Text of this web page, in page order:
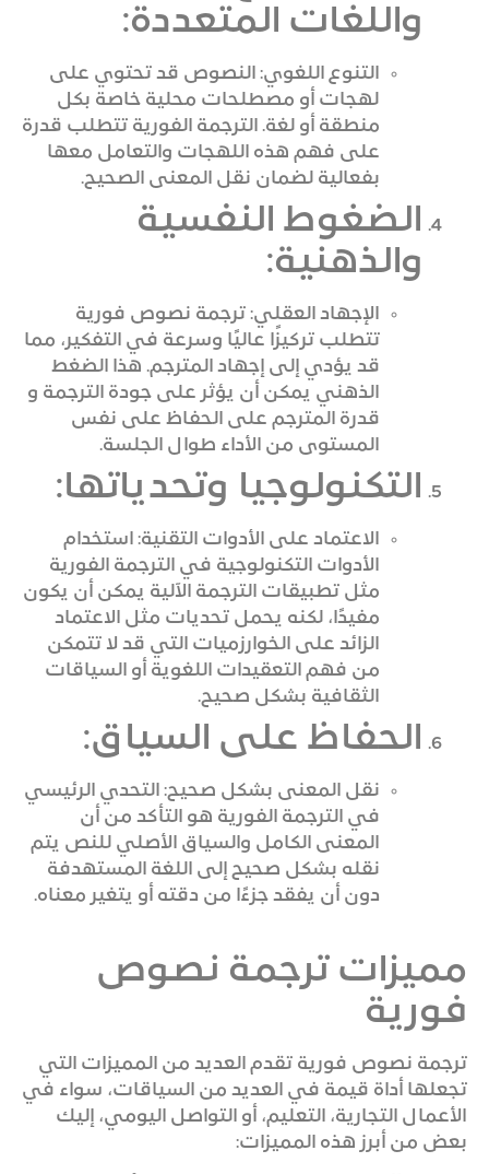
واللغات المتعددة:
التنوع اللغوي: النصوص قد تحتوي على
لهجات أو مصطلحات محلية خاصة بكل
منطقة أو لغة. الترجمة الفورية تتطلب قدرة
على فهم هذه اللهجات والتعامل معها
بفعالية لضمان نقل المعنى الصحيح.
الضغوط النفسية
والذهنية:
الإجهاد العقلي: ترجمة نصوص فورية
تتطلب تركيزًا عاليًا وسرعة في التفكير، مما
قد يؤدي إلى إجهاد المترجم. هذا الضغط
الذهني يمكن أن يؤثر على جودة الترجمة و
قدرة المترجم على الحفاظ على نفس
المستوى من الأداء طوال الجلسة.
التكنولوجيا وتحدياتها:
الاعتماد على الأدوات التقنية: استخدام
الأدوات التكنولوجية في الترجمة الفورية
مثل تطبيقات الترجمة الآلية يمكن أن يكون
مفيدًا، لكنه يحمل تحديات مثل الاعتماد
الزائد على الخوارزميات التي قد لا تتمكن
من فهم التعقيدات اللغوية أو السياقات
الثقافية بشكل صحيح.
الحفاظ على السياق:
نقل المعنى بشكل صحيح: التحدي الرئيسي
في الترجمة الفورية هو التأكد من أن
المعنى الكامل والسياق الأصلي للنص يتم
نقله بشكل صحيح إلى اللغة المستهدفة
دون أن يفقد جزءًا من دقته أو يتغير معناه.
مميزات ترجمة نصوص
فورية
ترجمة نصوص فورية تقدم العديد من المميزات التي
تجعلها أداة قيمة في العديد من السياقات، سواء في
الأعمال التجارية، التعليم، أو التواصل اليومي، إليك
بعض من أبرز هذه المميزات: